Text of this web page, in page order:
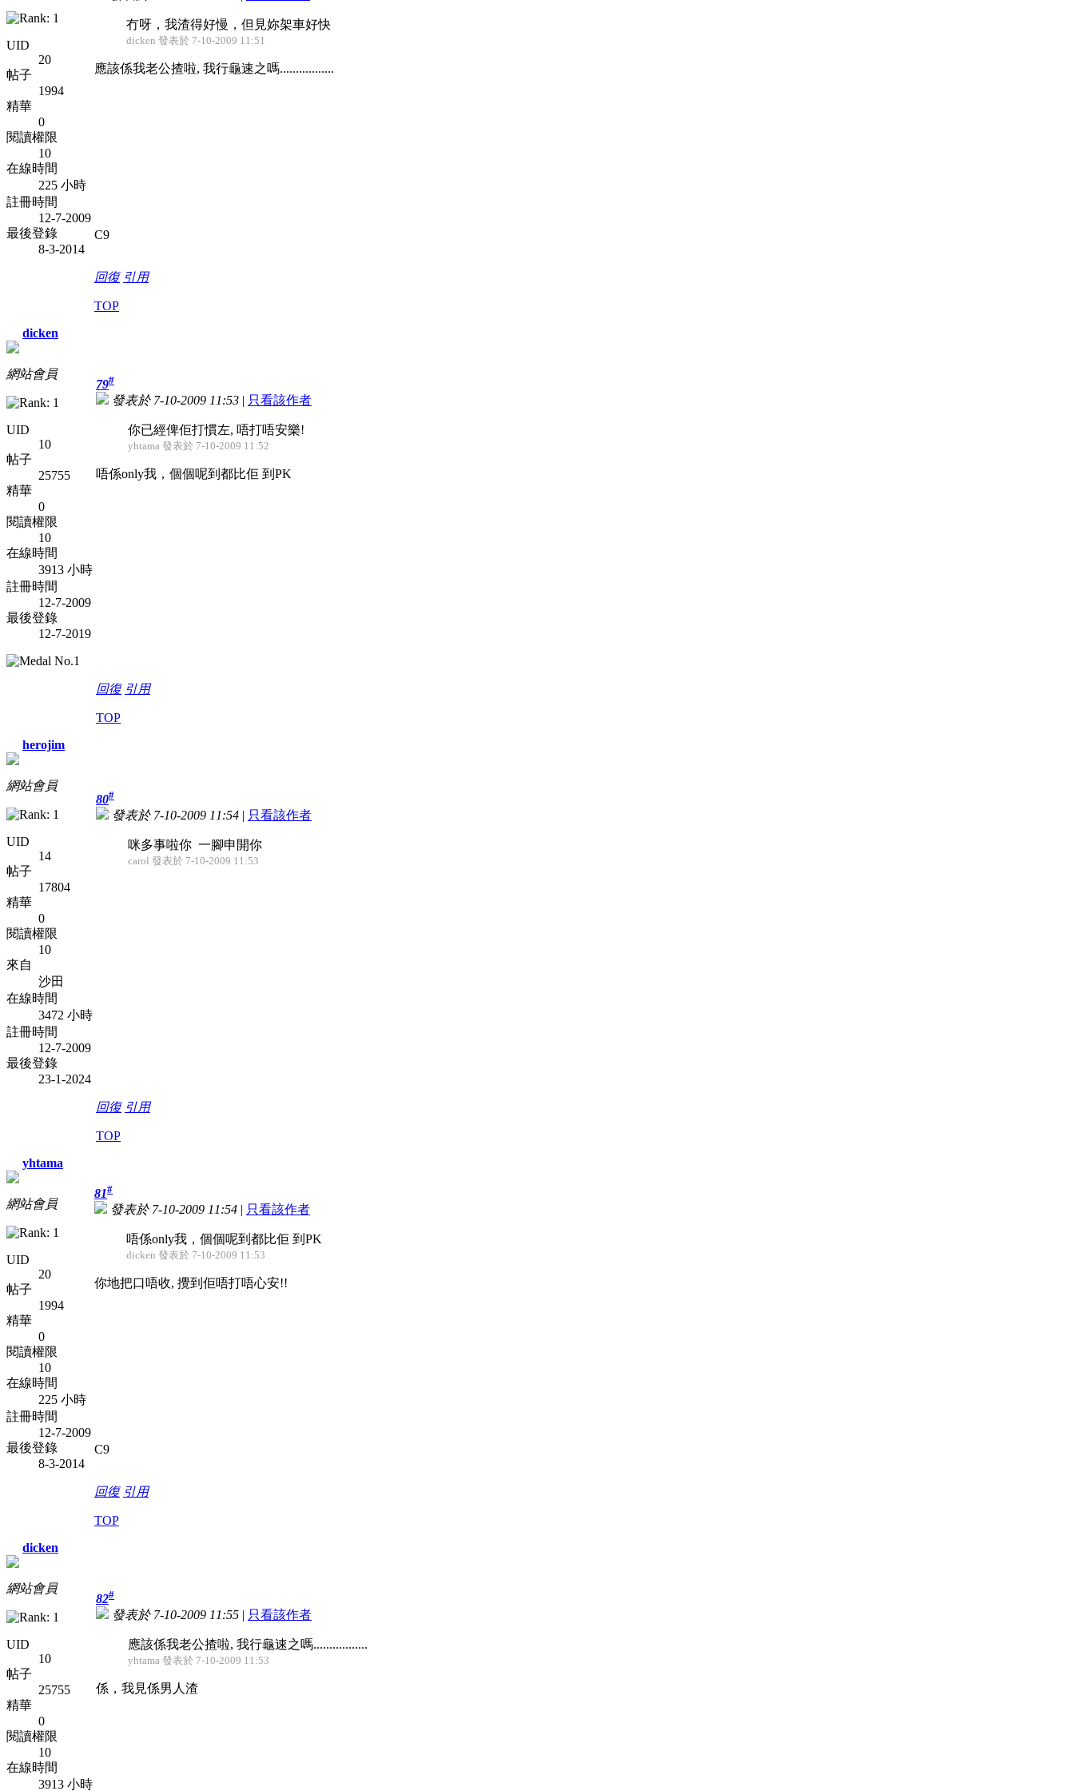
UID
20
帖子
1994
精華
0
閱讀權限
10
在線時間
225 小時
註冊時間
12-7-2009
最後登錄
8-3-2014
冇呀，我渣得好慢，但見妳架車好快
dicken 發表於 7-10-2009 11:51
應該係我老公揸啦, 我行龜速之嗎.................
C9
回復 引用
TOP
dicken
網站會員
UID
10
帖子
25755
精華
0
閱讀權限
10
在線時間
3913 小時
註冊時間
12-7-2009
最後登錄
12-7-2019
79#
發表於 7-10-2009 11:53 | 只看該作者
你已經俾佢打慣左, 唔打唔安樂!
yhtama 發表於 7-10-2009 11:52
唔係only我，個個呢到都比佢 到PK
回復 引用
TOP
herojim
網站會員
UID
14
帖子
17804
精華
0
閱讀權限
10
來自
沙田
在線時間
3472 小時
註冊時間
12-7-2009
最後登錄
23-1-2024
80#
發表於 7-10-2009 11:54 | 只看該作者
咪多事啦你 一腳申開你
carol 發表於 7-10-2009 11:53
回復 引用
TOP
yhtama
網站會員
UID
20
帖子
1994
精華
0
閱讀權限
10
在線時間
225 小時
註冊時間
12-7-2009
最後登錄
8-3-2014
81#
發表於 7-10-2009 11:54 | 只看該作者
唔係only我，個個呢到都比佢 到PK
dicken 發表於 7-10-2009 11:53
你地把口唔收, 攪到佢唔打唔心安!!
C9
回復 引用
TOP
dicken
網站會員
UID
10
帖子
25755
精華
0
閱讀權限
10
在線時間
3913 小時
82#
發表於 7-10-2009 11:55 | 只看該作者
應該係我老公揸啦, 我行龜速之嗎.................
yhtama 發表於 7-10-2009 11:53
係，我見係男人渣